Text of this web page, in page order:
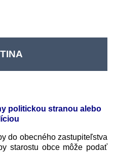
politickou stranou alebo
do obecného zastupiteľstva
starostu obce môže podať